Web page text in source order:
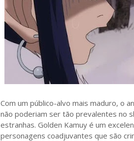
Com um público-alvo mais maduro, o
não poderiam ser tão prevalentes no
estranhas. Golden Kamuy é um
personagens coadjuvantes que são